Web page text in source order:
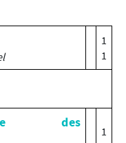
1
1
des
1